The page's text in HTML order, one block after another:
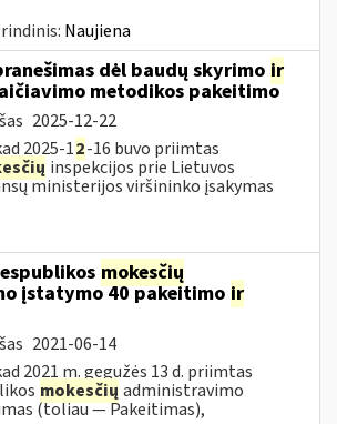
Naujiena
dėl baudų skyrimo ir
metodikos pakeitimo
2025-12-22
2025-12-16 buvo priimtas
inspekcijos prie Lietuvos
ministerijos viršininko įsakymas
mokesčių
įstatymo 40 pakeitimo ir
2021-06-14
2021 m. gegužės 13 d. priimtas
mokesčių administravimo
(toliau — Pakeitimas),